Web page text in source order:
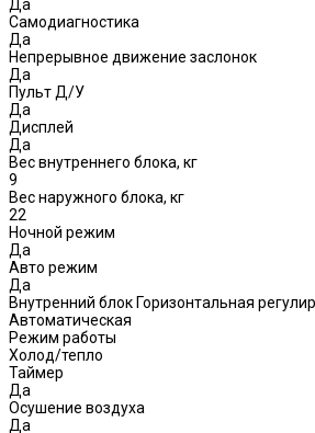
Да
Самодиагностика
Да
Непрерывное движение заслонок
Да
Пульт Д/У
Да
Дисплей
Да
Вес внутреннего блока, кг
9
Вес наружного блока, кг
22
Ночной режим
Да
Авто режим
Да
Внутренний блок Горизонтальная
Автоматическая
Режим работы
Холод/тепло
Таймер
Да
Осушение воздуха
Да